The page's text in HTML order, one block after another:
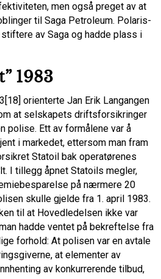
men også preget av at
til Saga Petroleum. Polaris-
av Saga og hadde plass i
1983
orienterte Jan Erik Langangen
at selskapets driftsforsikringer
polise. Ett av formålene var å
i markedet, ettersom man fram
Statoil bak operatørenes
I tillegg åpnet Statoils megler,
på nærmere 20
skulle gjelde fra 1. april 1983.
til at Hovedledelsen ikke var
hadde ventet på bekreftelse fra
forhold: At polisen var en avtale
at elementer av
av konkurrerende tilbud,